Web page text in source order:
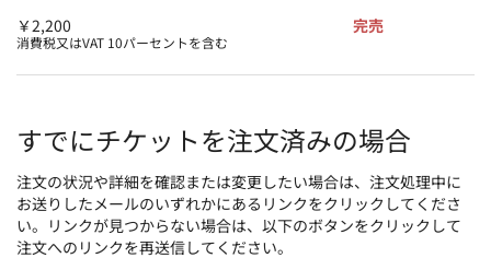
￥2,200
消費税又はVAT 10パーセントを含む
完売
すでにチケットを注文済みの場合
注文の状況や詳細を確認または変更したい場合は、注文処理中に
お送りしたメールのいずれかにあるリンクをクリックしてくださ
い。リンクが見つからない場合は、以下のボタンをクリックして
注文へのリンクを再送信してください。